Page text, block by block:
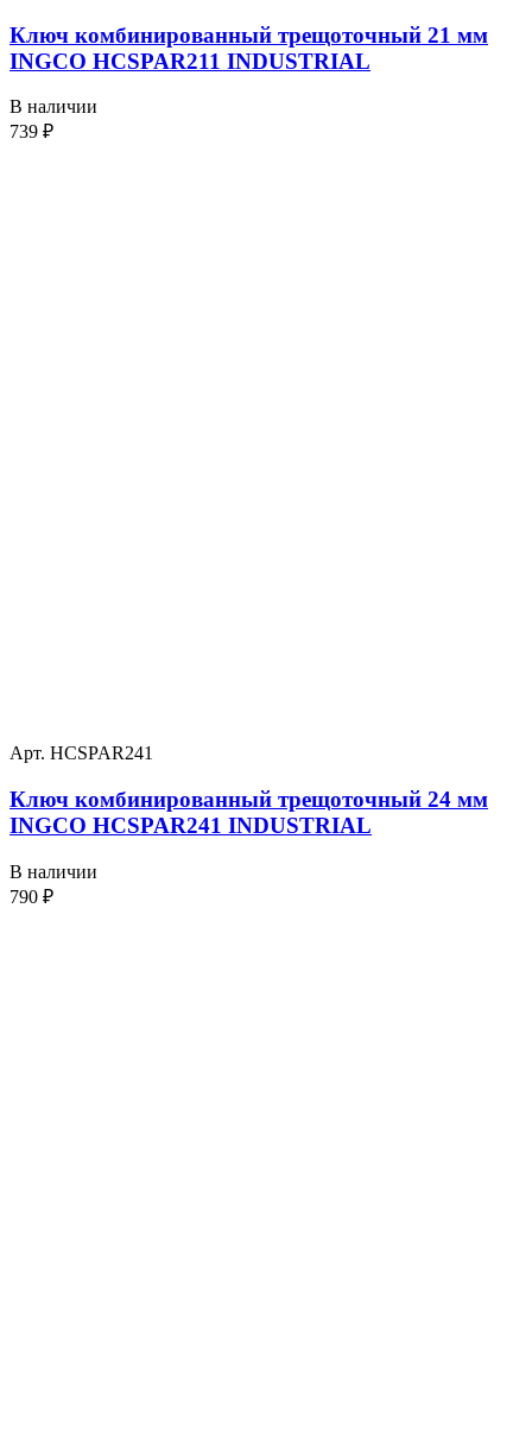
Ключ комбинированный трещоточный 21 мм
INGCO HCSPAR211 INDUSTRIAL
В наличии
739 ₽
Арт. HCSPAR241
Ключ комбинированный трещоточный 24 мм
INGCO HCSPAR241 INDUSTRIAL
В наличии
790 ₽